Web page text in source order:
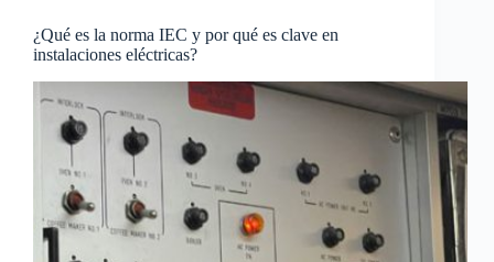
¿Qué es la norma IEC y por qué es clave en
instalaciones eléctricas?